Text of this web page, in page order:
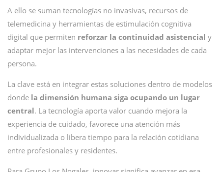
A ello se suman tecnologías no invasivas, recursos de
telemedicina y herramientas de estimulación cognitiva
digital que permiten reforzar la continuidad asistencial y
adaptar mejor las intervenciones a las necesidades de cada
persona.
La clave está en integrar estas soluciones dentro de modelos
donde la dimensión humana siga ocupando un lugar
central. La tecnología aporta valor cuando mejora la
experiencia de cuidado, favorece una atención más
individualizada o libera tiempo para la relación cotidiana
entre profesionales y residentes.